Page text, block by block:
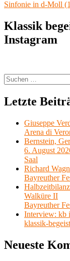
Beitrag:
Sinfonie in d-Moll
Klassik
Instagram
Suchen
nach:
Letzte
Giuseppe
Arena di
Bernstein,
6. August
Saal
Richard
Bayreuther
Walküre II
Bayreuther
Interview: kb
klassik-
Neueste